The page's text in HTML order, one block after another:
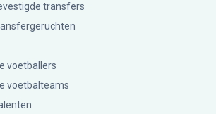
transfers
voetballers
voetbalteams